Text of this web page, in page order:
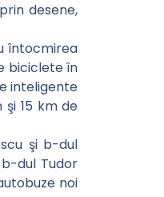
desene,
întocmirea
biciclete în
inteligente
15 km de
şi b-dul
dul Tudor
noi